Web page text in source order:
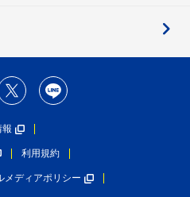
報
利用規約
メディアポリシー